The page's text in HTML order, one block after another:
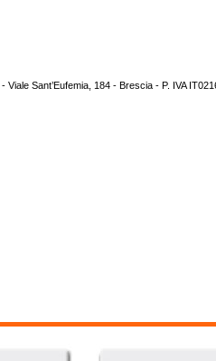
- Viale Sant’Eufemia, 184 - Brescia - P. IVA